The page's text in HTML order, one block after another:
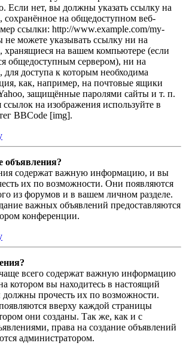
Если нет, вы должны указать ссылку на
сохранённое на общедоступном веб-
ссылки: http://www.example.com/my-
можете указывать ссылку ни на
хранящиеся на вашем компьютере (если
общедоступным сервером), ни на
для доступа к которым необходима
как, например, на почтовые ящики
защищённые паролями сайты и т. п.
ссылок на изображения используйте в
BBCode [img].
объявления?
содержат важную информацию, и вы
их по возможности. Они появляются
из форумов и в вашем личном разделе.
важных объявлений предоставляются
конференции.
всего содержат важную информацию
котором вы находитесь в настоящий
прочесть их по возможности.
вверху каждой страницы
они созданы. Так же, как и с
права на создание объявлений
администратором.